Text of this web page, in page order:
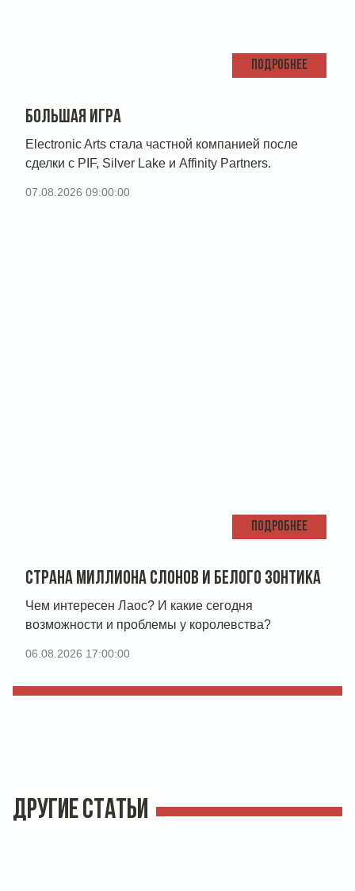
ПОДРОБНЕЕ
БОЛЬШАЯ ИГРА
Electronic Arts стала частной компанией после
сделки с PIF, Silver Lake и Affinity Partners.
07.08.2026 09:00:00
ПОДРОБНЕЕ
СТРАНА МИЛЛИОНА СЛОНОВ И БЕЛОГО ЗОНТИКА
Чем интересен Лаос? И какие сегодня
возможности и проблемы у королевства?
06.08.2026 17:00:00
ДРУГИЕ СТАТЬИ